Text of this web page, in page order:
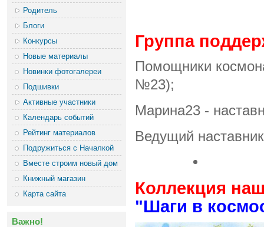
Родитель
Блоги
Конкурсы
Новые материалы
Новинки фотогалереи
Подшивки
Активные участники
Календарь событий
Рейтинг материалов
Подружиться с Началкой
Вместе строим новый дом
Книжный магазин
Карта сайта
Важно!
Группа
Помощники
№23);
Марина23 -
Ведущий
Коллекция
"Шаги в